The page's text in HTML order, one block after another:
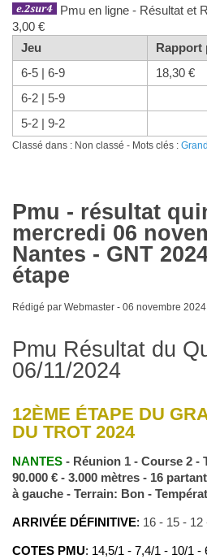
Pmu en ligne - Résultat et
3,00 €
Jeu
Rapport
6-5 | 6-9
18,30 €
6-2 | 5-9
5-2 | 9-2
Classé dans : Non classé - Mots clés :
Pmu - résultat
mercredi 06
Nantes - GNT
étape
Rédigé par Webmaster - 06 novembre 2024
Pmu Résultat du
06/11/2024
12ÈME ÉTAPE DU
DU TROT 2024
NANTES- Réunion 1 - Course 2 -
90.000 € - 3.000 mètres - 16
à gauche - Terrain: Bon -
ARRIVÉE DÉFINITIVE: 16 - 15 - 12
COTES PMU: 14,5/1 - 7,4/1 - 10/1 -